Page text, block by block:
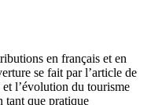
en français et en
se fait par l’article de
l’évolution du tourisme
tant que pratique